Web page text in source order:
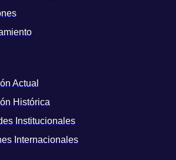
Actual
Histórica
Institucionales
Internacionales